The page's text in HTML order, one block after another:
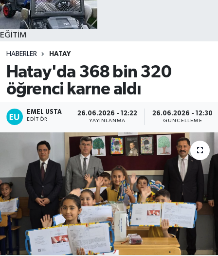
EĞİTİM
HABERLER HATAY
Hatay'da 368 bin 320
öğrenci karne aldı
EMEL USTA
EDITÖR
26.06.2026 - 12:22
YAYINLANMA
26.06.2026 - 12:30
GÜNCELLEME